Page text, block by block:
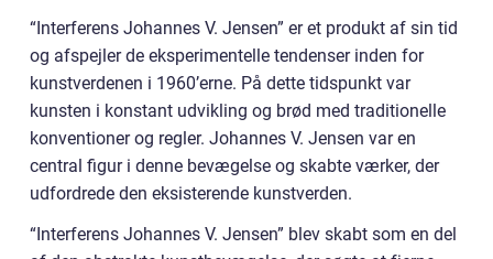
“Interferens Johannes V. Jensen” er et produkt af sin tid
og afspejler de eksperimentelle tendenser inden for
kunstverdenen i 1960’erne. På dette tidspunkt var
kunsten i konstant udvikling og brød med traditionelle
konventioner og regler. Johannes V. Jensen var en
central figur i denne bevægelse og skabte værker, der
udfordrede den eksisterende kunstverden.
“Interferens Johannes V. Jensen” blev skabt som en del